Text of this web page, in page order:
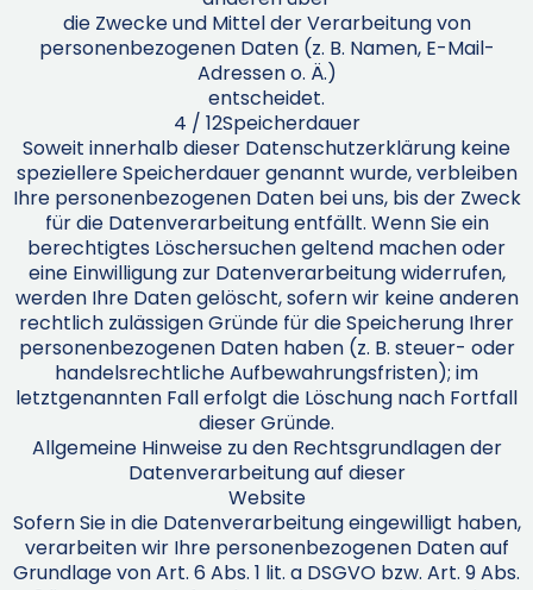
die Zwecke und Mittel der Verarbeitung von
personenbezogenen Daten (z. B. Namen, E-Mail-
Adressen o. Ä.)
entscheidet.
4 / 12Speicherdauer
Soweit innerhalb dieser Datenschutzerklärung keine
speziellere Speicherdauer genannt wurde, verbleiben
Ihre personenbezogenen Daten bei uns, bis der Zweck
für die Datenverarbeitung entfällt. Wenn Sie ein
berechtigtes Löschersuchen geltend machen oder
eine Einwilligung zur Datenverarbeitung widerrufen,
werden Ihre Daten gelöscht, sofern wir keine anderen
rechtlich zulässigen Gründe für die Speicherung Ihrer
personenbezogenen Daten haben (z. B. steuer- oder
handelsrechtliche Aufbewahrungsfristen); im
letztgenannten Fall erfolgt die Löschung nach Fortfall
dieser Gründe.
Allgemeine Hinweise zu den Rechtsgrundlagen der
Datenverarbeitung auf dieser
Website
Sofern Sie in die Datenverarbeitung eingewilligt haben,
verarbeiten wir Ihre personenbezogenen Daten auf
Grundlage von Art. 6 Abs. 1 lit. a DSGVO bzw. Art. 9 Abs.